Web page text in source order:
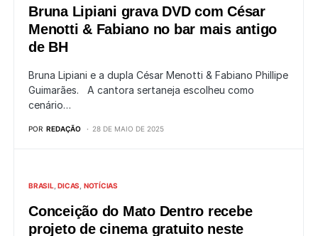
Bruna Lipiani grava DVD com César
Menotti & Fabiano no bar mais antigo
de BH
Bruna Lipiani e a dupla César Menotti & Fabiano Phillipe
Guimarães. A cantora sertaneja escolheu como
cenário…
POR REDAÇÃO 28 DE MAIO DE 2025
BRASIL DICAS NOTÍCIAS
Conceição do Mato Dentro recebe
projeto de cinema gratuito neste